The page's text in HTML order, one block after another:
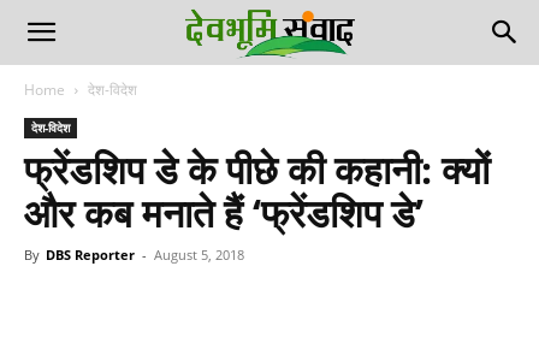
Home देश-विदेश
देश-विदेश
फ्रेंडशिप डे के पीछे की कहानी: क्यों
और कब मनाते हैं ‘फ्रेंडशिप डे’
By DBS Reporter - August 5, 2018